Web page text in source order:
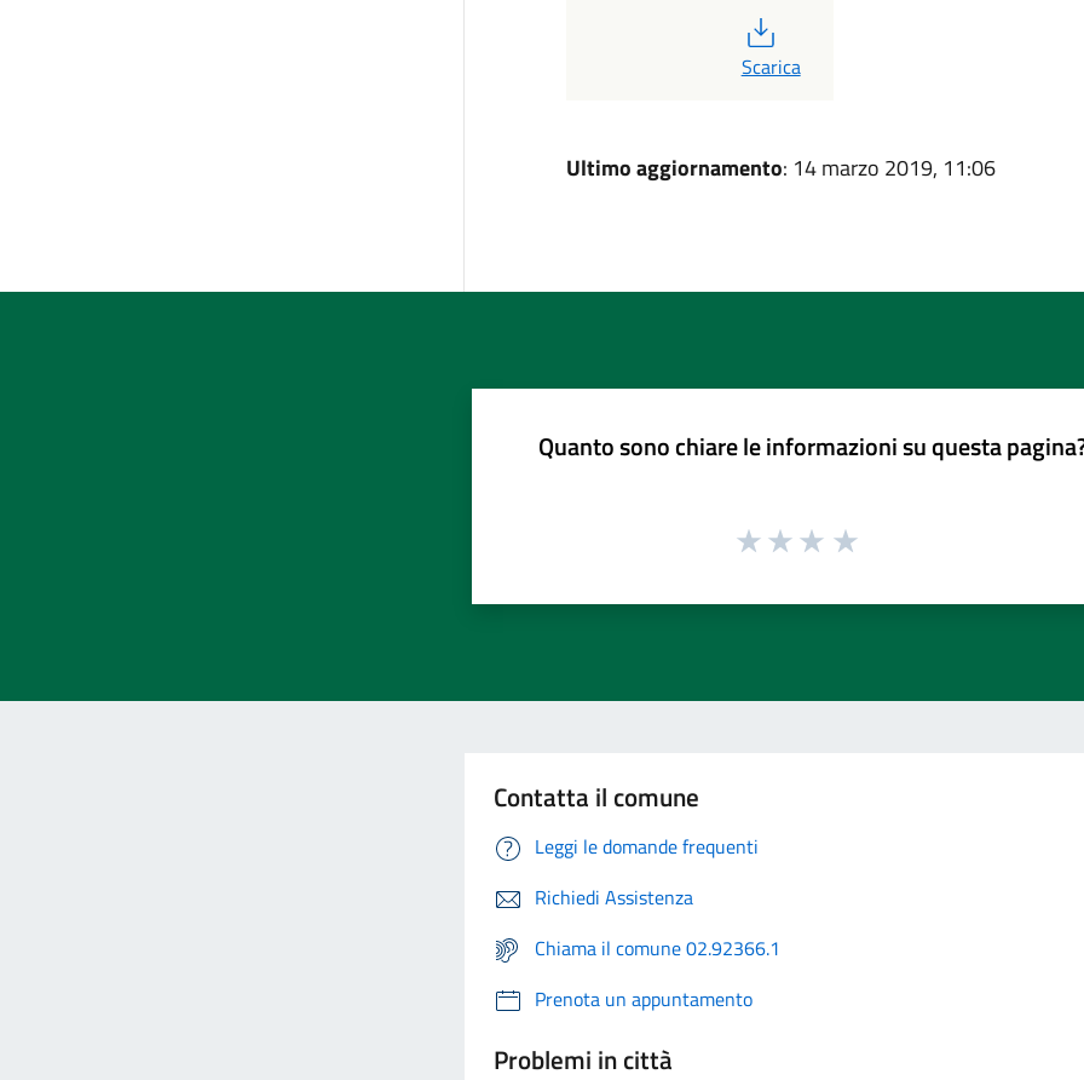
PDF
Scarica
Ultimo aggiornamento: 14 marzo 2019, 11:06
Quanto sono chiare le informazioni su questa
Contatta il comune
Leggi le domande frequenti
Richiedi Assistenza
Chiama il comune 02.92366.1
Prenota un appuntamento
Problemi in città